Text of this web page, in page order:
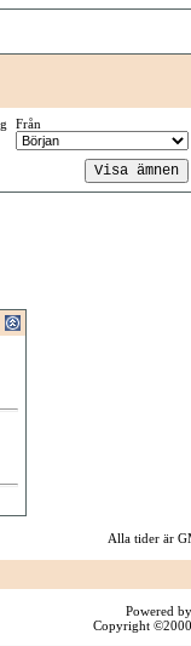
Från
Alla tider är
Powered
Copyright